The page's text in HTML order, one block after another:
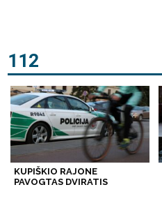
112
KUPIŠKIO RAJONE
PAVOGTAS DVIRATIS